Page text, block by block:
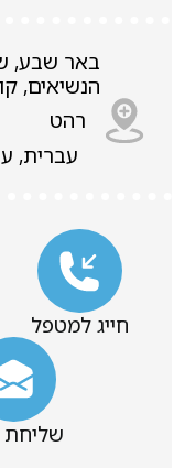
הנשיאים, קומה 4. ,
רהט
עברית,
חייג למטפל
שליחת